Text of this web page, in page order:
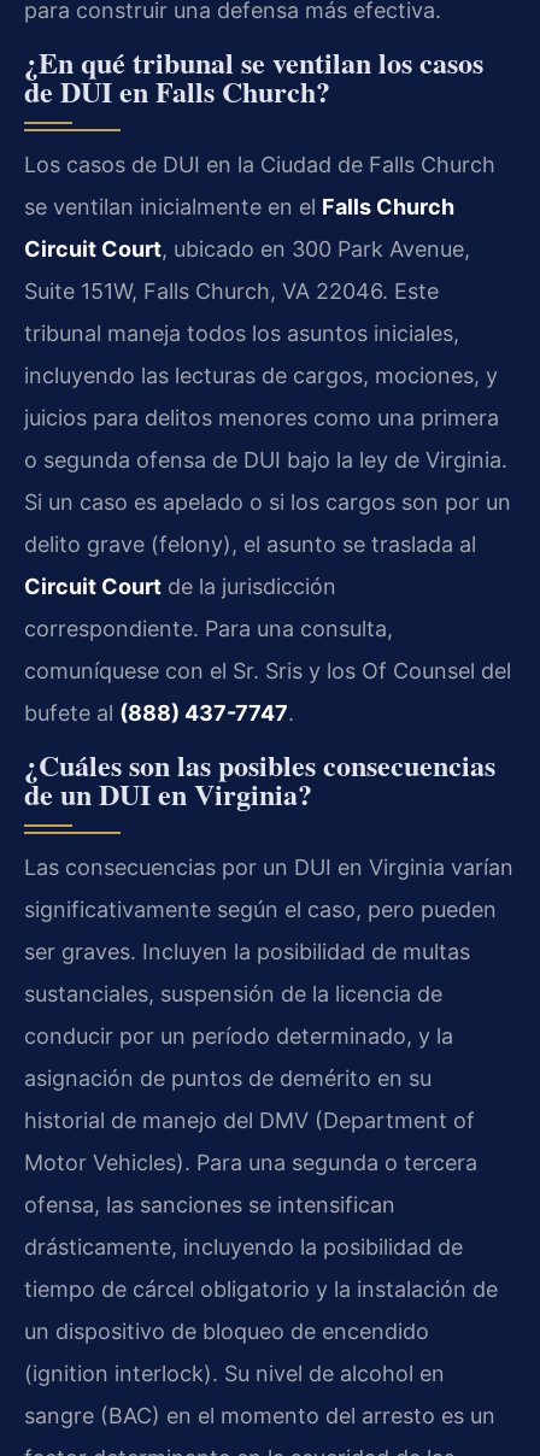
para construir una defensa más efectiva.
¿En qué tribunal se ventilan los casos
de DUI en Falls Church?
Los casos de DUI en la Ciudad de Falls Church
se ventilan inicialmente en el Falls Church
Circuit Court, ubicado en 300 Park Avenue,
Suite 151W, Falls Church, VA 22046. Este
tribunal maneja todos los asuntos iniciales,
incluyendo las lecturas de cargos, mociones, y
juicios para delitos menores como una primera
o segunda ofensa de DUI bajo la ley de Virginia.
Si un caso es apelado o si los cargos son por un
delito grave (felony), el asunto se traslada al
Circuit Court de la jurisdicción
correspondiente. Para una consulta,
comuníquese con el Sr. Sris y los Of Counsel del
bufete al (888) 437-7747.
¿Cuáles son las posibles consecuencias
de un DUI en Virginia?
Las consecuencias por un DUI en Virginia varían
significativamente según el caso, pero pueden
ser graves. Incluyen la posibilidad de multas
sustanciales, suspensión de la licencia de
conducir por un período determinado, y la
asignación de puntos de demérito en su
historial de manejo del DMV (Department of
Motor Vehicles). Para una segunda o tercera
ofensa, las sanciones se intensifican
drásticamente, incluyendo la posibilidad de
tiempo de cárcel obligatorio y la instalación de
un dispositivo de bloqueo de encendido
(ignition interlock). Su nivel de alcohol en
sangre (BAC) en el momento del arresto es un